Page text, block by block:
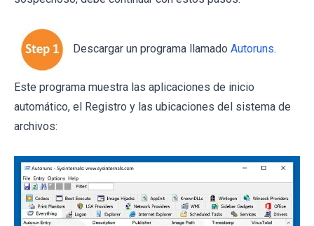
Descargar un programa llamado Autoruns.
Este programa muestra las aplicaciones de inicio
automático, el Registro y las ubicaciones del sistema de
archivos: